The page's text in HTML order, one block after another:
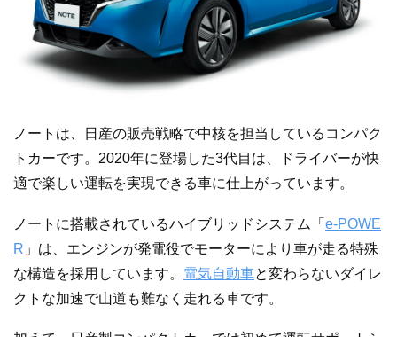
ノートは、日産の販売戦略で中核を担当しているコンパク
トカーです。2020年に登場した3代目は、ドライバーが快
適で楽しい運転を実現できる車に仕上がっています。
ノートに搭載されているハイブリッドシステム「 e-POWE
R 」は、エンジンが発電役でモーターにより車が走る特殊
な構造を採用しています。 電気自動車と変わらないダイレ
クトな加速で山道も難なく走れる車です。